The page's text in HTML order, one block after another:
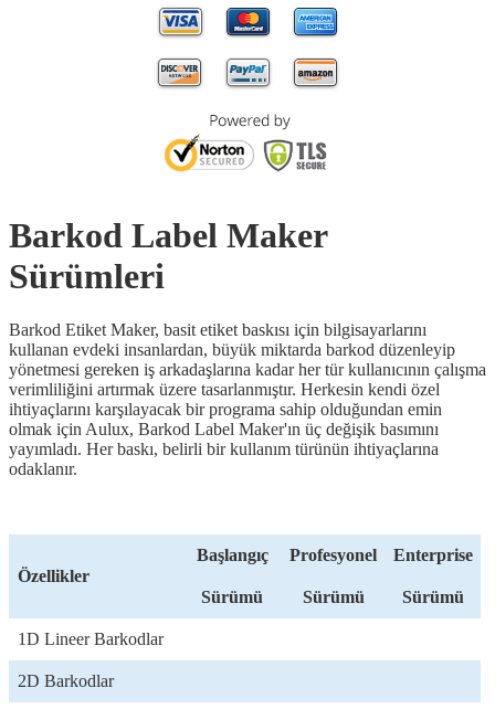
Barkod Label Maker
Sürümleri
Barkod Etiket Maker, basit etiket baskısı için bilgisayarlarını
kullanan evdeki insanlardan, büyük miktarda barkod düzenleyip
yönetmesi gereken iş arkadaşlarına kadar her tür kullanıcının çalışma
verimliliğini artırmak üzere tasarlanmıştır. Herkesin kendi özel
ihtiyaçlarını karşılayacak bir programa sahip olduğundan emin
olmak için Aulux, Barkod Label Maker'ın üç değişik basımını
yayımladı. Her baskı, belirli bir kullanım türünün ihtiyaçlarına
odaklanır.
Özellikler
Başlangıç
Sürümü
Profesyonel
Sürümü
Enterprise
Sürümü
1D Lineer Barkodlar
2D Barkodlar